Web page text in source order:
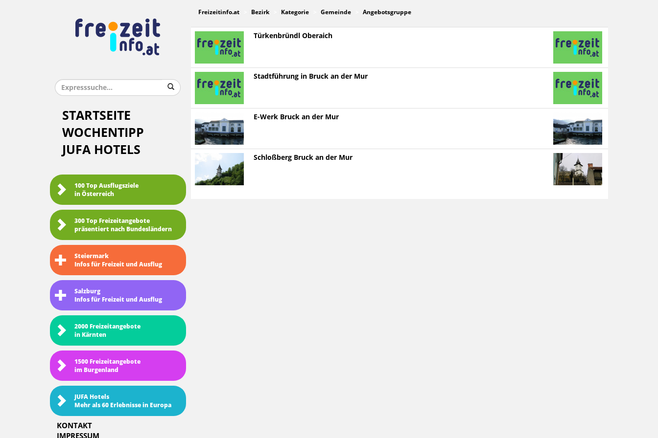
STARTSEITE
WOCHENTIPP
JUFA HOTELS
100 Top Ausflugsziele
in Österreich
300 Top Freizeitangebote
präsentiert nach Bundesländern
Steiermark
Infos für Freizeit und Ausflug
Salzburg
Infos für Freizeit und Ausflug
2000 Freizeitangebote
in Kärnten
1500 Freizeitangebote
im Burgenland
JUFA Hotels
Mehr als 60 Erlebnisse in Europa
KONTAKT
IMPRESSUM
Freizeitinfo.at Bezirk Kategorie Gemeinde Angebotsgruppe
Türkenbründl Oberaich
Stadtführung in Bruck an der Mur
E-Werk Bruck an der Mur
Schloßberg Bruck an der Mur